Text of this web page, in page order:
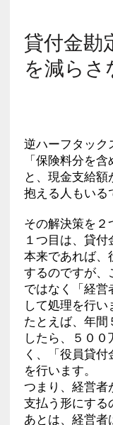
貸付金勘
を減らさ
逆ハーフタック
「保険料分を
と、現金支給
抱える人もいる
その解決策を２
１つ目は、貸付
本来であれば、
するのですが、
ではなく「経営
して処理を行い
たとえば、年間
したら、５０
く、「役員貸
を行います。
つまり、経営者
支払う形にする
あとは、経営者